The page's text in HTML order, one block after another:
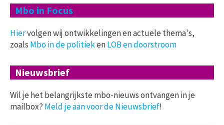
Mbo in Focus
Hiervolgen wij ontwikkelingen en actuele thema's,
zoals Mbo in de politiekenLOB en doorstroom
Nieuwsbrief
Wil je het belangrijkste mbo-nieuws ontvangen in je
mailbox? Meld je aan voor de Nieuwsbrief!